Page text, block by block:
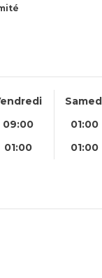
09:00 01:00
01:00 01:00